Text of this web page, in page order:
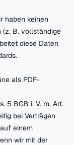
haben keinen
B. vollständige
diese Daten
als PDF-
5 BGB i. V. m. Art.
bei Verträgen
einem
wir mit der